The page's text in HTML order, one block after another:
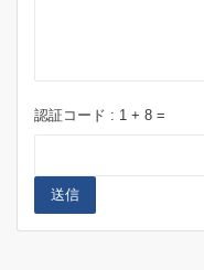
認証コード : 1 + 8 =
送信